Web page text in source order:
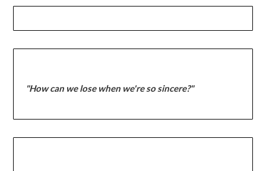
"How can we lose when we're so sincere?"